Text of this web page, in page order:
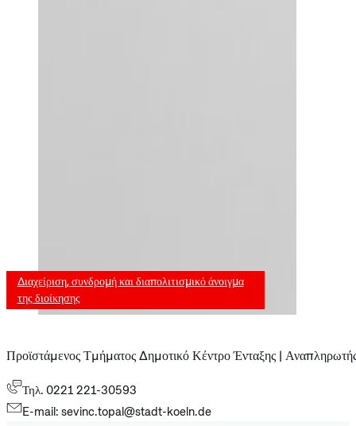
Προϊστάμενος Τμήματος Δημοτικό Κέντρο Ένταξης |
Διαχείριση, συνδρομή και διαπολιτισμικό άνοιγμα
της διοίκησης
Τηλ. 0221 221-30593
E-mail: sevinc.topal@stadt-koeln.de